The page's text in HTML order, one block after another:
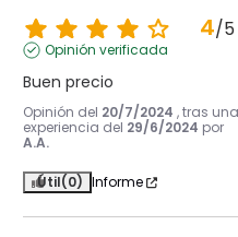
4/5
Opinión verificada
Buen precio
Opinión del 20/7/2024 , tras una
experiencia del 29/6/2024 por
A.A.
Útil(0) Informe